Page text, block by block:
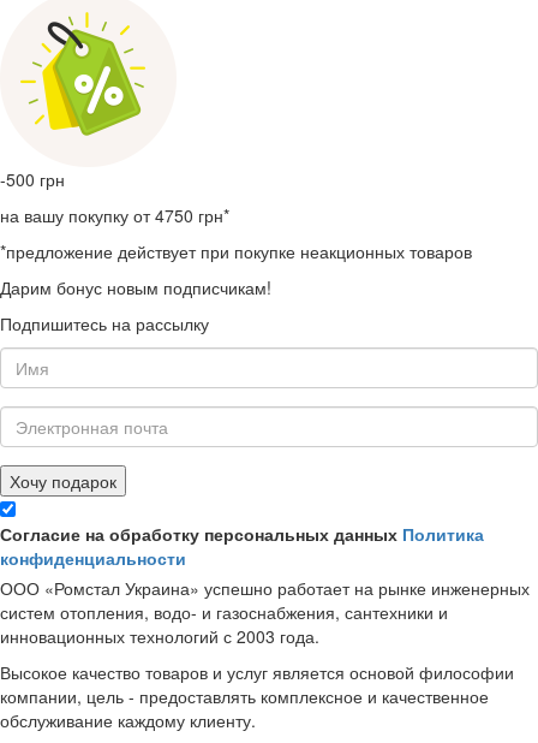
-500 грн
на вашу покупку от 4750 грн*
*предложение действует при покупке неакционных товаров
Дарим бонус новым подписчикам!
Подпишитесь на рассылку
Хочу подарок
Согласие на обработку персональных данных Политика
конфиденциальности
ООО «Ромстал Украина» успешно работает на рынке инженерных
систем отопления, водо- и газоснабжения, сантехники и
инновационных технологий с 2003 года.
Высокое качество товаров и услуг является основой философии
компании, цель - предоставлять комплексное и качественное
обслуживание каждому клиенту.